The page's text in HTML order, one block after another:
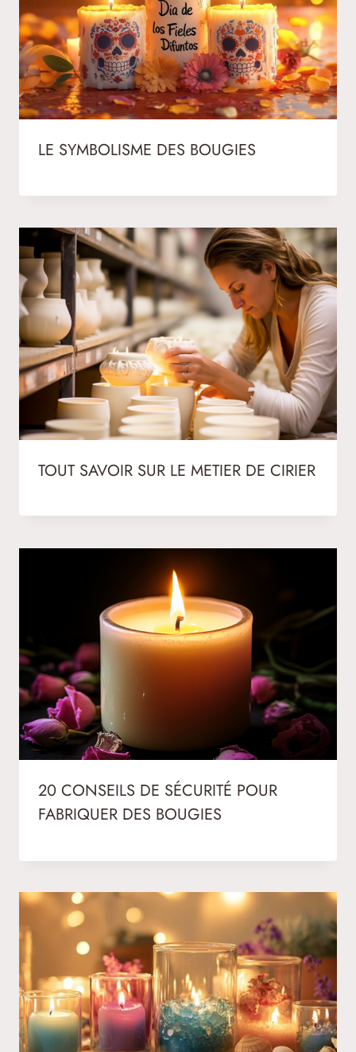
LE SYMBOLISME DES BOUGIES
TOUT SAVOIR SUR LE METIER DE CIRIER
20 CONSEILS DE SÉCURITÉ POUR
FABRIQUER DES BOUGIES